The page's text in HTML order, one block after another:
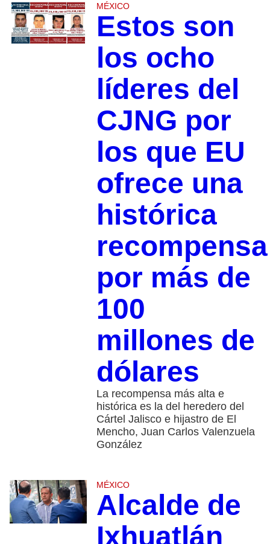
MÉXICO
Estos son
los ocho
líderes del
CJNG por
los que EU
ofrece una
histórica
recompensa
por más de
100
millones de
dólares
La recompensa más alta e
histórica es la del heredero del
Cártel Jalisco e hijastro de El
Mencho, Juan Carlos Valenzuela
González
MÉXICO
Alcalde de
Ixhuatlán